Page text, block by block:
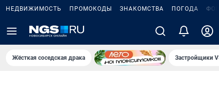
НЕДВИЖИМОСТЬ ПРОМОКОДЫ ЗНАКОМСТВА ПОГОДА
Жёсткая соседская драка Застройщики